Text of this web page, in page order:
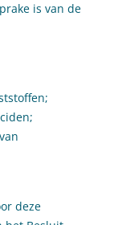
is van de
deze